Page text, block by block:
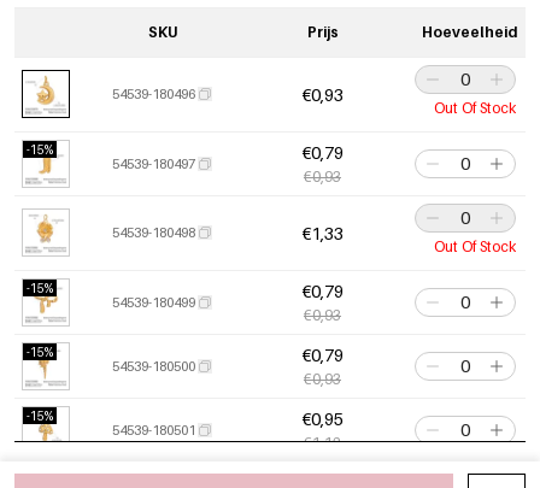
SKU Prijs Hoeveelheid
54539-180496 €0,93
Out Of Stock
-15%
54539-180497
€0,79
€0,93
54539-180498 €1,33
Out Of Stock
-15%
54539-180499
€0,79
€0,93
-15%
54539-180500
€0,79
€0,93
-15%
54539-180501
€0,95
€1,12